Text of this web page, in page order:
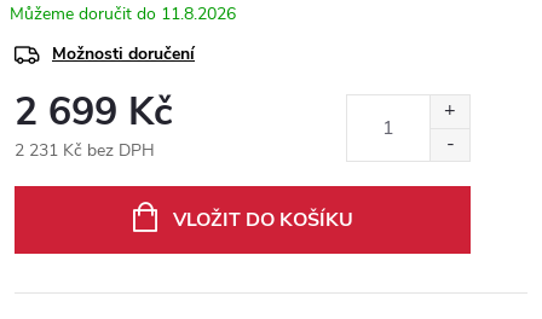
11.8.2026
Možnosti doručení
2 699 Kč
2 231 Kč bez DPH
VLOŽIT DO KOŠÍKU